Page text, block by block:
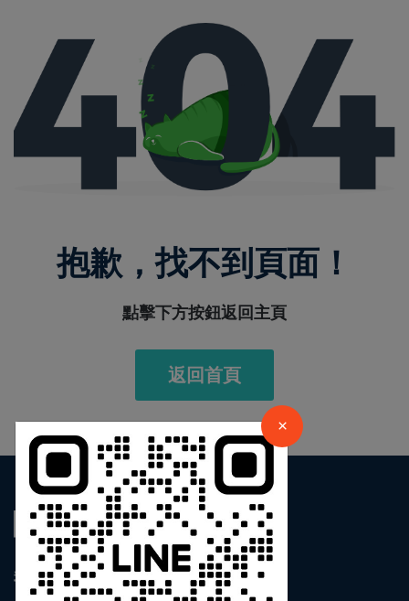
抱歉，找不到頁面！
點擊下方按鈕返回主頁
返回首頁
關於我們
我們是全球即時新聞網站
×